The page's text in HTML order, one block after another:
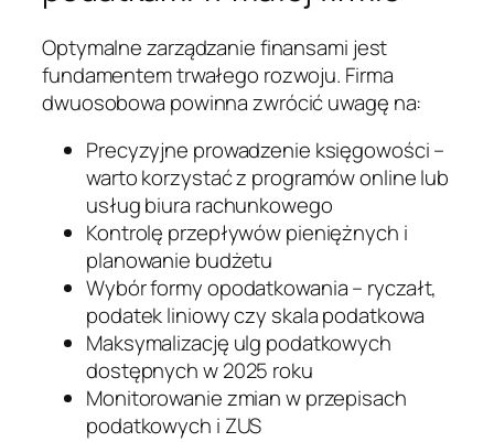
Optymalne zarządzanie finansami jest
fundamentem trwałego rozwoju. Firma
dwuosobowa powinna zwrócić uwagę na:
Precyzyjne prowadzenie księgowości –
warto korzystać z programów online lub
usług biura rachunkowego
Kontrolę przepływów pieniężnych i
planowanie budżetu
Wybór formy opodatkowania – ryczałt,
podatek liniowy czy skala podatkowa
Maksymalizację ulg podatkowych
dostępnych w 2025 roku
Monitorowanie zmian w przepisach
podatkowych i ZUS